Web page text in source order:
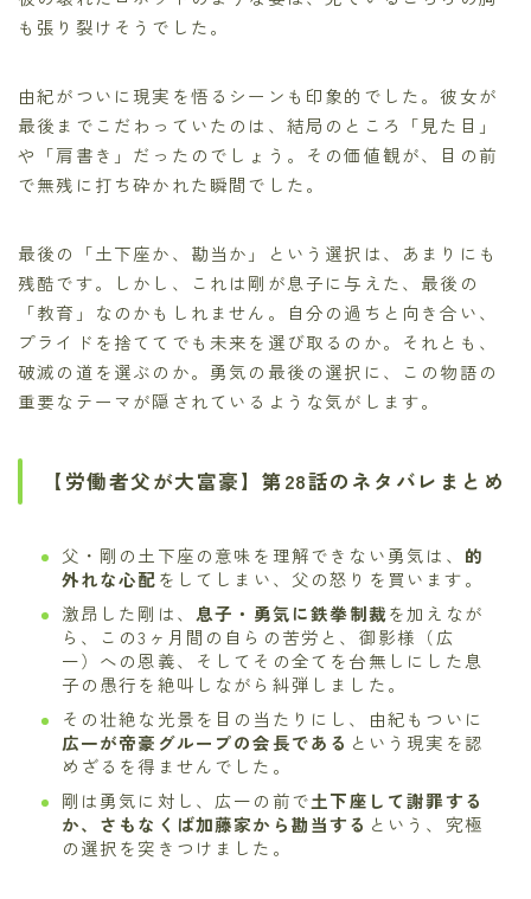
も張り裂けそうでした。
由紀がついに現実を悟るシーンも印象的でした。彼女が
最後までこだわっていたのは、結局のところ「見た目」
や「肩書き」だったのでしょう。その価値観が、目の前
で無残に打ち砕かれた瞬間でした。
最後の「土下座か、勘当か」という選択は、あまりにも
残酷です。しかし、これは剛が息子に与えた、最後の
「教育」なのかもしれません。自分の過ちと向き合い、
プライドを捨ててでも未来を選び取るのか。それとも、
破滅の道を選ぶのか。勇気の最後の選択に、この物語の
重要なテーマが隠されているような気がします。
【労働者父が大富豪】第28話のネタバレまとめ
父・剛の土下座の意味を理解できない勇気は、 的
外れな心配をしてしまい、父の怒りを買います。
激昂した剛は、 息子・勇気に鉄拳制裁を加えなが
ら、この3ヶ月間の自らの苦労と、御影様（広
一）への恩義、そしてその全てを台無しにした息
子の愚行を絶叫しながら糾弾しました。
その壮絶な光景を目の当たりにし、由紀もついに
広一が帝豪グループの会長である という現実を認
めざるを得ませんでした。
剛は勇気に対し、広一の前で土下座して謝罪する
か、さもなくば加藤家から勘当する という、究極
の選択を突きつけました。